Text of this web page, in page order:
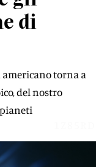
di
americano torna a
del nostro